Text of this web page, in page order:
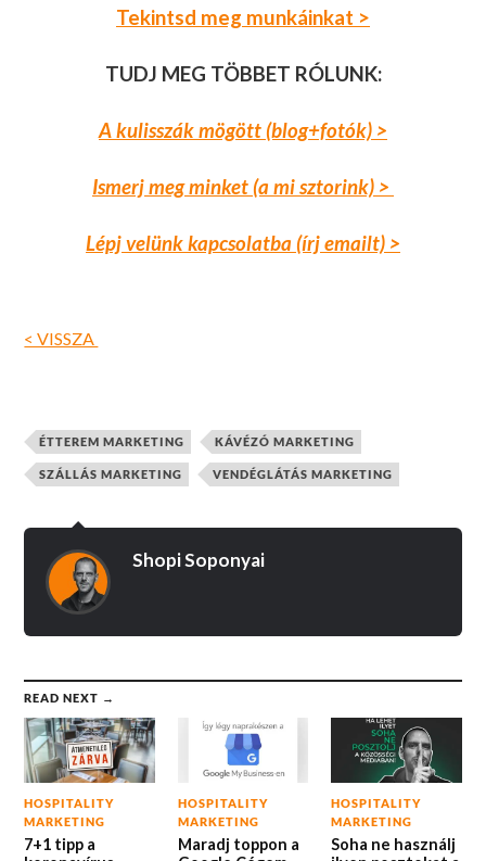
Tekintsd meg munkáinkat >
TUDJ MEG TÖBBET RÓLUNK:
A kulisszák mögött (blog+fotók) >
Ismerj meg minket (a mi sztorink) >
Lépj velünk kapcsolatba (írj emailt) >
< VISSZA
ÉTTEREM MARKETING KÁVÉZÓ MARKETING
SZÁLLÁS MARKETING VENDÉGLÁTÁS MARKETING
Shopi Soponyai
READ NEXT →
HOSPITALITY
MARKETING
7+1 tipp a
HOSPITALITY
MARKETING
Maradj toppon a
HOSPITALITY
MARKETING
Soha ne használj